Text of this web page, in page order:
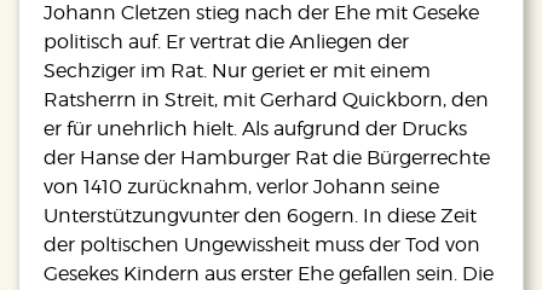
Johann Cletzen stieg nach der Ehe mit Geseke
politisch auf. Er vertrat die Anliegen der
Sechziger im Rat. Nur geriet er mit einem
Ratsherrn in Streit, mit Gerhard Quickborn, den
er für unehrlich hielt. Als aufgrund der Drucks
der Hanse der Hamburger Rat die Bürgerrechte
von 1410 zurücknahm, verlor Johann seine
Unterstützungvunter den 6ogern. In diese Zeit
der poltischen Ungewissheit muss der Tod von
Gesekes Kindern aus erster Ehe gefallen sein. Die